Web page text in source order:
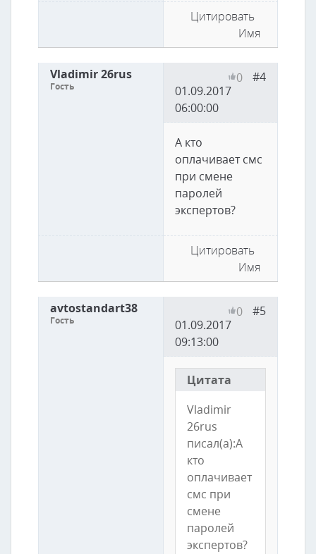
Цитировать
Имя
Vladimir 26rus
Гость
#4
0
01.09.2017
06:00:00
А кто
оплачивает смс
при смене
паролей
экспертов?
Цитировать
Имя
avtostandart38
Гость
#5
0
01.09.2017
09:13:00
Цитата
Vladimir
26rus
писал(а):А
кто
оплачивает
смс при
смене
паролей
экспертов?